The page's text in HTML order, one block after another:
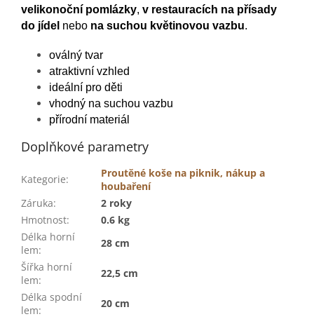
velikonoční pomlázky, v restauracích na přísady
do jídel nebo na suchou květinovou vazbu.
oválný tvar
atraktivní vzhled
ideální pro děti
vhodný na suchou vazbu
přírodní materiál
Doplňkové parametry
Kategorie:
Proutěné koše na piknik, nákup a
houbaření
Záruka:
2 roky
Hmotnost:
0.6 kg
Délka horní
lem:
28 cm
Šířka horní
lem:
22,5 cm
Délka spodní
lem:
20 cm